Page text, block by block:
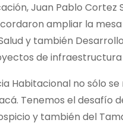
Juan Pablo
ampliar la
y también
de
Habitacional no sólo
Tenemos el desafío
y también del